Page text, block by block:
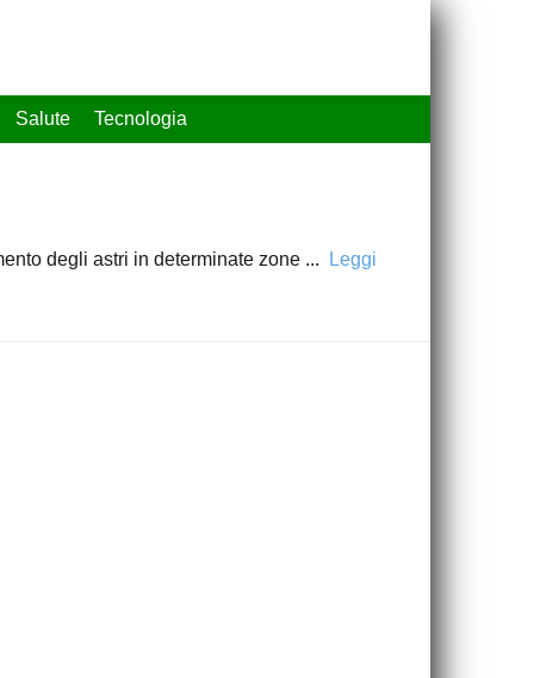
Salute Tecnologia
degli astri in determinate zone ...
Leggi